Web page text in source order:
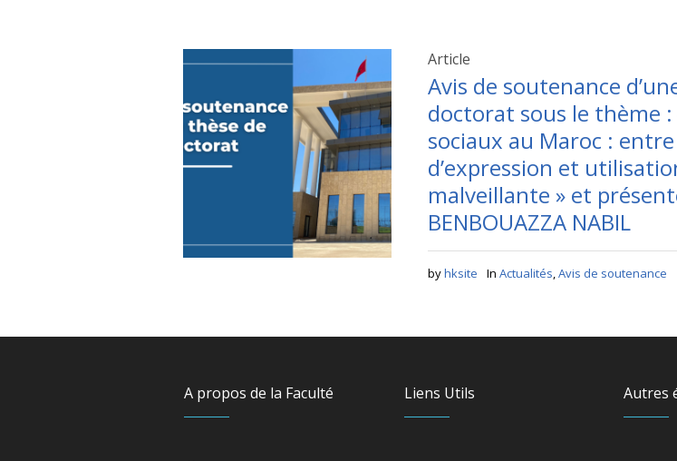
Article
Avis de soutenance
doctorat sous le thème :
sociaux au Maroc :
d’expression et
malveillante » et
BENBOUAZZA NABIL
byhksite In Actualités,Avis de soutenance
A propos de la Faculté Liens Utils Autres